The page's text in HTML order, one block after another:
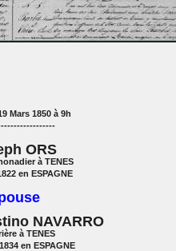
Mars 1850 à 9h
ORS
à TENES
en ESPAGNE
NAVARRO
à TENES
en ESPAGNE